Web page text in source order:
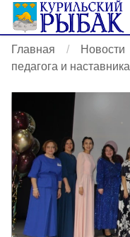
Главная Новости
педагога и наставника